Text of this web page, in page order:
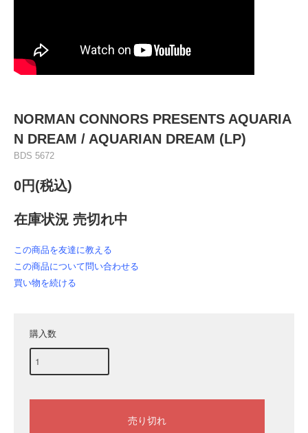
NORMAN CONNORS PRESENTS AQUARIA
N DREAM / AQUARIAN DREAM (LP)
BDS 5672
0円(税込)
在庫状況 売切れ中
この商品を友達に教える
この商品について問い合わせる
買い物を続ける
購入数